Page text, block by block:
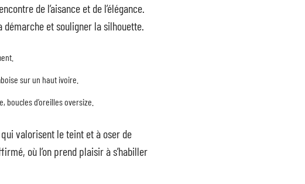
de l’aisance et de l’élégance.
démarche et souligner la silhouette.
sur un haut ivoire.
d’oreilles oversize.
valorisent le teint et à oser de
où l’on prend plaisir à s’habiller